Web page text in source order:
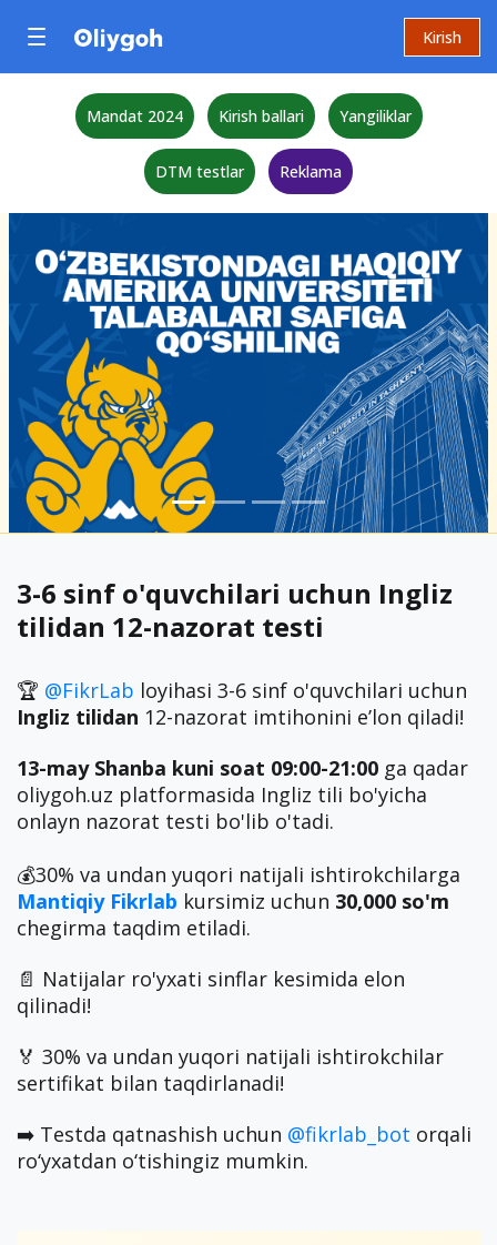
Kirish
Mandat 2024 Kirish ballari Yangiliklar
DTM testlar Reklama
3-6 sinf o'quvchilari uchun Ingliz
tilidan 12-nazorat testi
🏆 @FikrLab loyihasi 3-6 sinf o'quvchilari uchun
Ingliz tilidan 12-nazorat imtihonini eʼlon qiladi!
13-may Shanba kuni soat 09:00-21:00 ga qadar
oliygoh.uz platformasida Ingliz tili bo'yicha
onlayn nazorat testi bo'lib o'tadi.
💰30% va undan yuqori natijali ishtirokchilarga
Mantiqiy Fikrlab kursimiz uchun 30,000 so'm
chegirma taqdim etiladi.
📄 Natijalar ro'yxati sinflar kesimida elon
qilinadi!
🏅 30% va undan yuqori natijali ishtirokchilar
sertifikat bilan taqdirlanadi!
➡️ Testda qatnashish uchun @fikrlab_bot orqali
ro‘yxatdan o‘tishingiz mumkin.